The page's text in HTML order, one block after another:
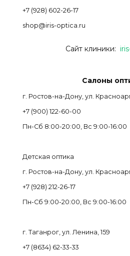
+7 (928) 602-26-17
shop@iris-optica.ru
Сайт клиники:
Салоны
г. Ростов-на-Дону, ул.
+7 (900) 122-60-00
Пн-Cб 8:00-20:00, Вс 9:00-16:00
Детская оптика
г. Ростов-на-Дону, ул.
+7 (928) 212-26-17
Пн-Cб 9:00-20:00, Вс 9:00-16:00
г. Таганрог, ул. Ленина, 159
+7 (8634) 62-33-33